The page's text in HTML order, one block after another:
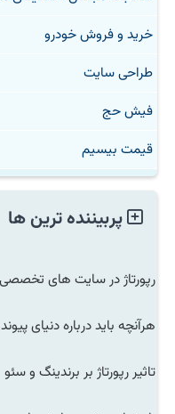
خرید و فروش خودرو
طراحی سایت
فیش حج
قیمت بیسیم
پربیننده ترین ها
رپورتاژ در سایت های تخصصی
هرآنچه باید درباره دنیای
تاثیر رپورتاژ بر برندینگ و سئو